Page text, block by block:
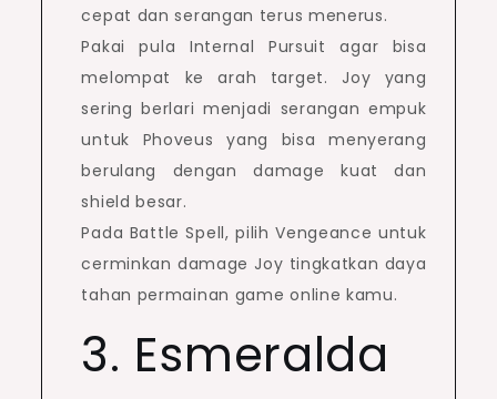
cepat dan serangan terus menerus.
Pakai pula Internal Pursuit agar bisa
melompat ke arah target. Joy yang
sering berlari menjadi serangan empuk
untuk Phoveus yang bisa menyerang
berulang dengan damage kuat dan
shield besar.
Pada Battle Spell, pilih Vengeance untuk
cerminkan damage Joy tingkatkan daya
tahan permainan game online kamu.
3. Esmeralda